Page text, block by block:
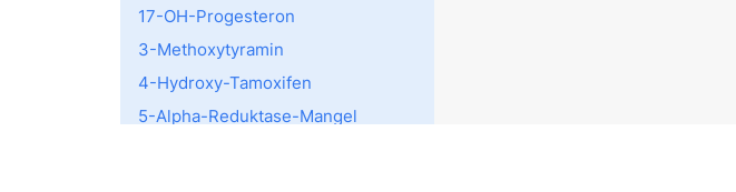
17-OH-Progesteron
3-Methoxytyramin
4-Hydroxy-Tamoxifen
5-Alpha-Reduktase-Mangel